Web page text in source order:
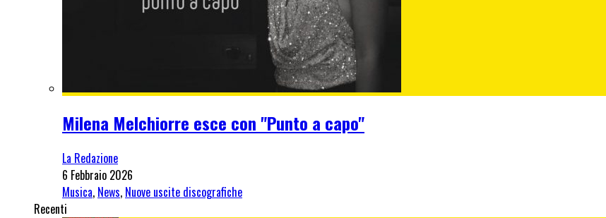
Milena Melchiorre esce con "Punto a capo"
La Redazione
6 Febbraio 2026
Musica, News, Nuove uscite discografiche
Recenti